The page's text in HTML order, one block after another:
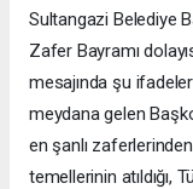
Sultangazi Belediye
Zafer Bayramı
mesajında şu
meydana gelen
en şanlı
temellerinin atıldığı,